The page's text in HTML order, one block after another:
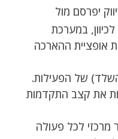
יפרסם מול
במערכת
אופציית ההארכה
של הפעילות.
את קצב התקדמות
מרכזי לכל פעולה